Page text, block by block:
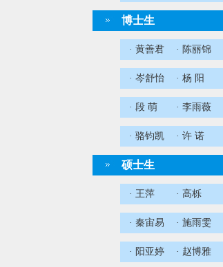
博士生
· 黄善君 · 陈丽锦
· 岑舒怡 · 杨 阳
· 段 萌 · 李雨薇
· 骆钧凯 · 许 诺
硕士生
· 王萍 · 高栎
· 秦宙易 · 施雨雯
· 阳亚婷 · 赵博雅